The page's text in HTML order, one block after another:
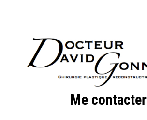
Me contacter